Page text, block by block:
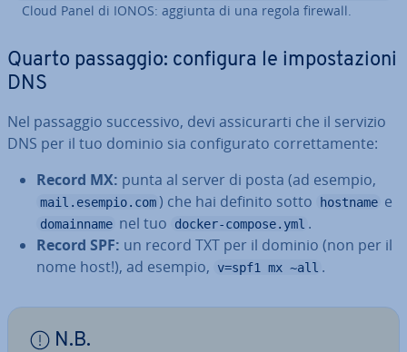
Cloud Panel di IONOS: aggiunta di una regola firewall.
Quarto passaggio: configura le im­po­sta­zio­ni
DNS
Nel passaggio suc­ces­si­vo, devi as­si­cu­rar­ti che il servizio
DNS per il tuo dominio sia con­fi­gu­ra­to cor­ret­ta­men­te:
Record MX: punta al server di posta (ad esempio,
mail.esempio.com ) che hai definito sotto hostname e
domainname nel tuo docker-compose.yml .
Record SPF: un record TXT per il dominio (non per il
nome host!), ad esempio,
v=spf1 mx ~all .
N.B.